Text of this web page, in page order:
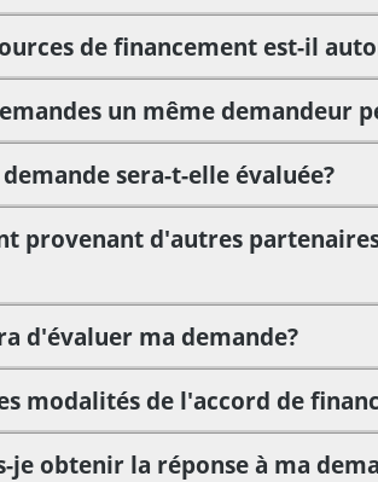
de financement est-il
un même demandeur
sera-t-elle évaluée?
provenant d'autres
d'évaluer ma demande?
modalités de l'accord de
je obtenir la réponse à ma